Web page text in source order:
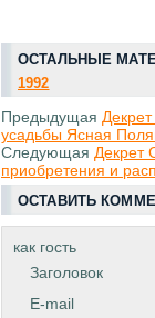
ОСТАЛЬНЫЕ
1992
Предыдущая
усадьбы Ясная
Следующая Декрет
приобретения и
ОСТАВИТЬ
как гость
Заголовок
E-mail